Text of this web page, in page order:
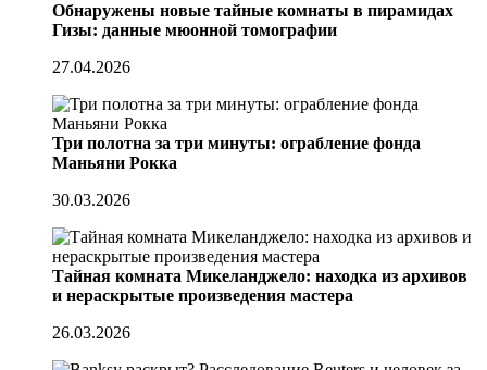
Обнаружены новые тайные комнаты в пирамидах
Гизы: данные мюонной томографии
27.04.2026
Три полотна за три минуты: ограбление фонда
Маньяни Рокка
30.03.2026
Тайная комната Микеланджело: находка из архивов
и нераскрытые произведения мастера
26.03.2026